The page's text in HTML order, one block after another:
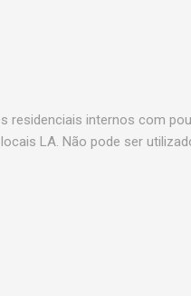
residenciais internos com
LA. Não pode ser